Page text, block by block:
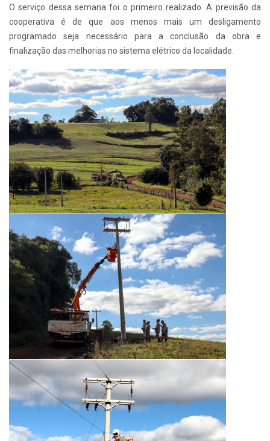
O serviço dessa semana foi o primeiro realizado. A previsão da
cooperativa é de que aos menos mais um desligamento
programado seja necessário para a conclusão da obra e
finalização das melhorias no sistema elétrico da localidade.